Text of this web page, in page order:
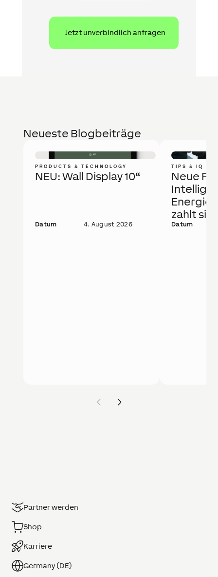
Neueste Blogbeiträge
PRODUCTS & TECHNOLOGY
NEU: Wall Display 10“
Datum 4. August 2026
TIPS & IQ
Neue
zahlt
Datum
Partner werden
Shop
Karriere
Germany (DE)